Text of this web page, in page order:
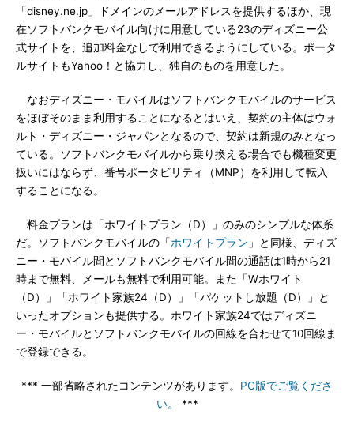
「disney.ne.jp」ドメインのメールアドレスを提供するほか、現
在ソフトバンクモバイル向けに用意している23のディズニー公
式サイトを、追加料金なしで利用できるようにしている。ポータ
ルサイトもYahoo！と協力し、独自のものを用意した。
なおディズニー・モバイルはソフトバンクモバイルのサービス
をほぼそのまま利用することになるとはいえ、契約の主体はウォ
ルト・ディズニー・ジャパンとなるので、契約は新規のみとなっ
ている。ソフトバンクモバイルから乗り換える場合でも機種変更
扱いにはならず、番号ポータビリティ（MNP）を利用して転入
することになる。
料金プランは「ホワイトプラン（D）」のみのシンプルな体系
だ。ソフトバンクモバイルの「ホワイトプラン 」と同様、ディズ
ニー・モバイル間とソフトバンクモバイル間の通話は1時から21
時まで無料、メールも無料で利用可能。また「Wホワイト
（D）」「ホワイト家族24（D）」「パケットし放題（D）」と
いったオプションも提供する。ホワイト家族24ではディズニ
ー・モバイルとソフトバンクモバイルの回線を合わせて10回線ま
で登録できる。
*** 一部省略されたコンテンツがあります。 PC版でご覧くださ
い。
***